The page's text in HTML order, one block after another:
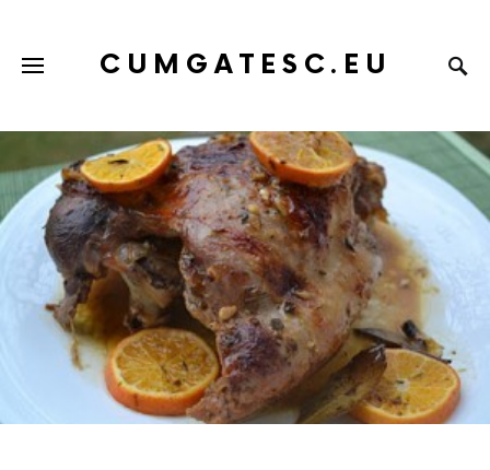
CUMGATESC.EU